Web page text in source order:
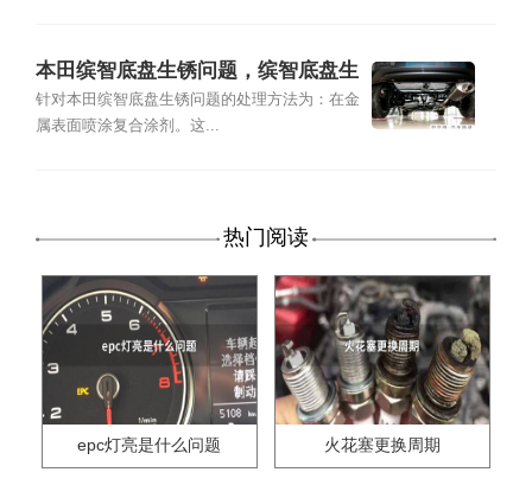
本田缤智底盘生锈问题，缤智底盘生
锈怎么处理
针对本田缤智底盘生锈问题的处理方法为：在金
属表面喷涂复合涂剂。这...
热门阅读
epc灯亮是什么问题 火花塞更换周期